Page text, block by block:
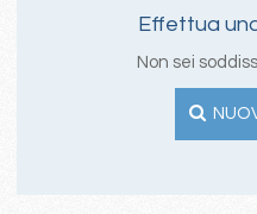
Effettua
Non sei